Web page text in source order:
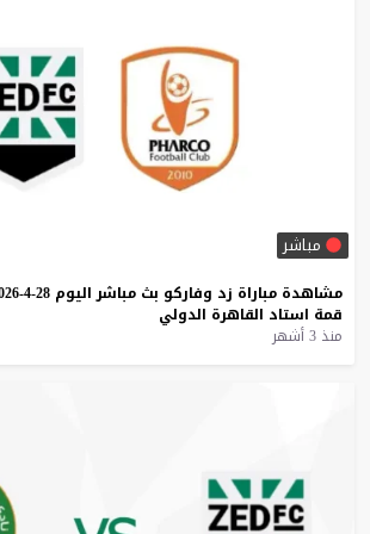
مباشر
مشاهدة مباراة زد وفاركو بث مباشر اليوم 28-4-2026
قمة استاد القاهرة الدولي
منذ 3 أشهر